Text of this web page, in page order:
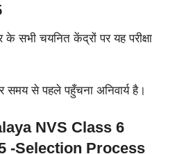
सभी चयनित केंद्रों पर यह परीक्षा
पर समय से पहले पहुँचना अनिवार्य है।
NVS Class 6
-Selection Process